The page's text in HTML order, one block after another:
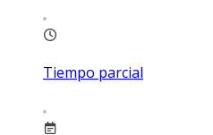
Tiempo parcial